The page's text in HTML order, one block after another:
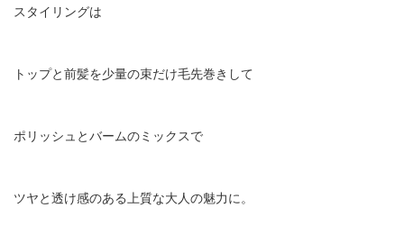
スタイリングは
トップと前髪を少量の束だけ毛先巻きして
ポリッシュとバームのミックスで
ツヤと透け感のある上質な大人の魅力に。